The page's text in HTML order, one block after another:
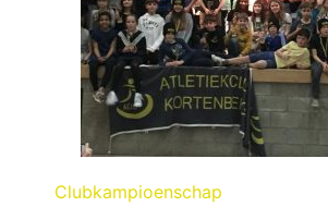
Clubkampioenschap